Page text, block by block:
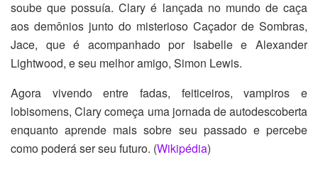
soube que possuía. Clary é lançada no mundo de caça
aos demônios junto do misterioso Caçador de Sombras,
Jace, que é acompanhado por Isabelle e Alexander
Lightwood, e seu melhor amigo, Simon Lewis.
Agora vivendo entre fadas, feiticeiros, vampiros e
lobisomens, Clary começa uma jornada de autodescoberta
enquanto aprende mais sobre seu passado e percebe
como poderá ser seu futuro. (Wikipédia)